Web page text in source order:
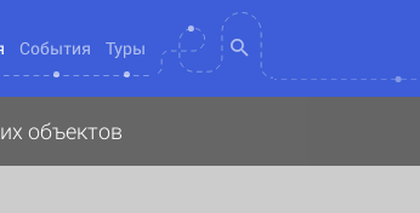
События Туры
объектов